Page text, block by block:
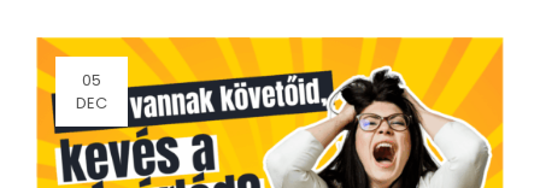
05
DEC